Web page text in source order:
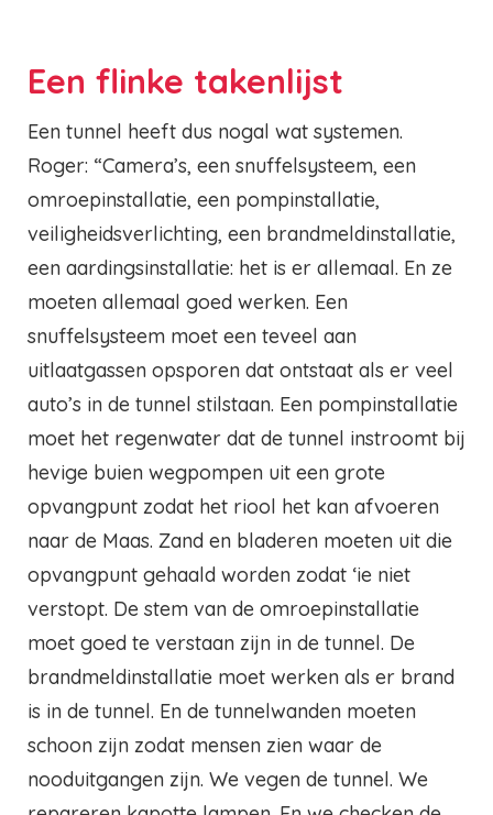
Een flinke takenlijst
Een tunnel heeft dus nogal wat systemen.
Roger: “Camera’s, een snuffelsysteem, een
omroepinstallatie, een pompinstallatie,
veiligheidsverlichting, een brandmeldinstallatie,
een aardingsinstallatie: het is er allemaal. En ze
moeten allemaal goed werken. Een
snuffelsysteem moet een teveel aan
uitlaatgassen opsporen dat ontstaat als er veel
auto’s in de tunnel stilstaan. Een pompinstallatie
moet het regenwater dat de tunnel instroomt bij
hevige buien wegpompen uit een grote
opvangpunt zodat het riool het kan afvoeren
naar de Maas. Zand en bladeren moeten uit die
opvangpunt gehaald worden zodat ‘ie niet
verstopt. De stem van de omroepinstallatie
moet goed te verstaan zijn in de tunnel. De
brandmeldinstallatie moet werken als er brand
is in de tunnel. En de tunnelwanden moeten
schoon zijn zodat mensen zien waar de
nooduitgangen zijn. We vegen de tunnel. We